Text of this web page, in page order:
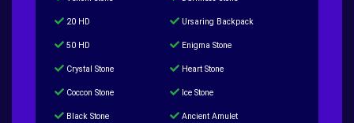
20 HD Ursaring Backpack
50 HD Enigma Stone
Crystal Stone Heart Stone
Coccon Stone Ice Stone
Black Stone Ancient Amulet